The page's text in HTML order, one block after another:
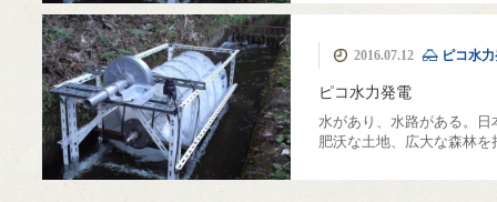
2016.07.12 ピコ水
ピコ水力発電
水があり、水路がある。
肥沃な土地、広大な森林